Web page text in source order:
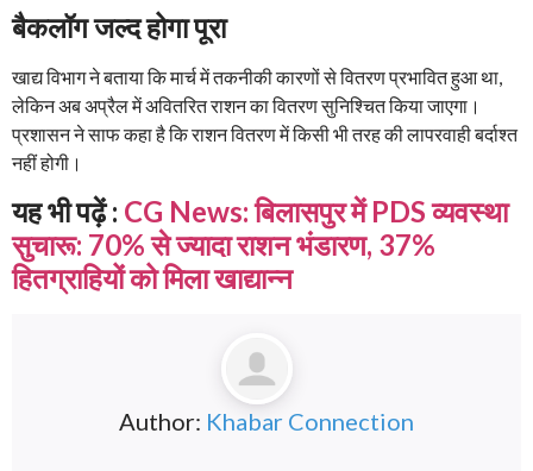
बैकलॉग जल्द होगा पूरा
खाद्य विभाग ने बताया कि मार्च में तकनीकी कारणों से वितरण प्रभावित हुआ था,
लेकिन अब अप्रैल में अवितरित राशन का वितरण सुनिश्चित किया जाएगा।
प्रशासन ने साफ कहा है कि राशन वितरण में किसी भी तरह की लापरवाही बर्दाश्त
नहीं होगी।
यह भी पढ़ें : CG News: बिलासपुर में PDS व्यवस्था
सुचारू: 70% से ज्यादा राशन भंडारण, 37%
हितग्राहियों को मिला खाद्यान्न
Author: Khabar Connection